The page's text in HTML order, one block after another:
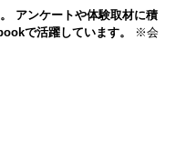
アンケートや体験取材に積
で活躍しています。
※会